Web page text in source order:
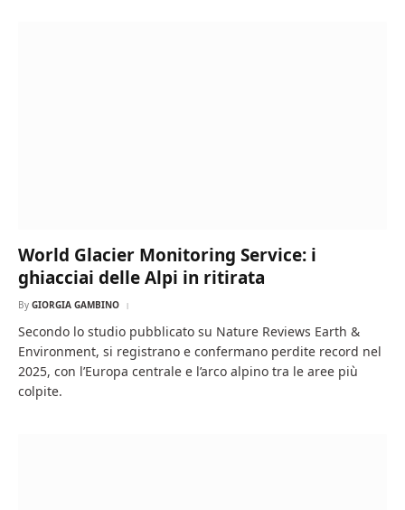
World Glacier Monitoring Service: i
ghiacciai delle Alpi in ritirata
By GIORGIA GAMBINO
Secondo lo studio pubblicato su Nature Reviews Earth &
Environment, si registrano e confermano perdite record nel
2025, con l’Europa centrale e l’arco alpino tra le aree più
colpite.